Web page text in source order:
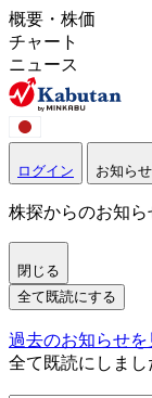
概要・株価
チャート
ニュース
ログイン お知らせ
株探からのお知ら
閉じる
全て既読にする
過去のお知らせを
全て既読にしまし